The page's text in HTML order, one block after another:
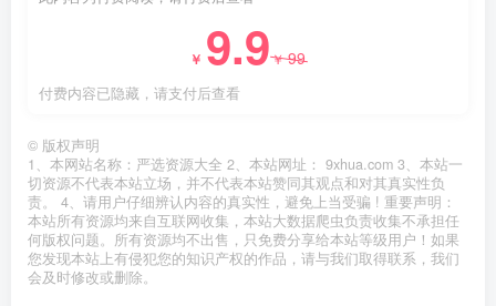
￥ 9.9￥99
付费内容已隐藏，请支付后查看
© 版权声明
1、本网站名称：严选资源大全 2、本站网址： 9xhua.com 3、本站一
切资源不代表本站立场，并不代表本站赞同其观点和对其真实性负
责。 4、请用户仔细辨认内容的真实性，避免上当受骗 ! 重要声明：
本站所有资源均来自互联网收集，本站大数据爬虫负责收集不承担任
何版权问题。所有资源均不出售，只免费分享给本站等级用户！如果
您发现本站上有侵犯您的知识产权的作品，请与我们取得联系，我们
会及时修改或删除。